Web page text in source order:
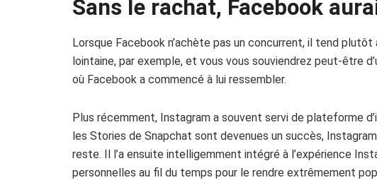
Sans le rachat, Facebook
Lorsque Facebook n’achète pas un concurrent, il tend plutôt
lointaine, par exemple, et vous vous souviendrez peut-être
où Facebook a commencé à lui ressembler.
Plus récemment, Instagram a souvent servi de plateforme
les Stories de Snapchat sont devenues un succès,
reste. Il l’a ensuite intelligemment intégré à l’expérience
personnelles au fil du temps pour le rendre extrêmement